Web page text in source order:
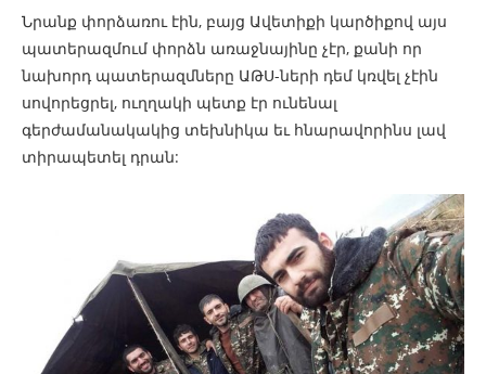
Նրանք փորձառու էին, բայց Ավետիքի կարծիքով այս
պատերազմում փորձն առաջնայինը չէր, քանի որ
նախորդ պատերազմները ԱԹՍ-ների դեմ կռվել չէին
սովորեցրել, ուղղակի պետք էր ունենալ
գերժամանակակից տեխնիկա եւ հնարավորինս լավ
տիրապետել դրան: